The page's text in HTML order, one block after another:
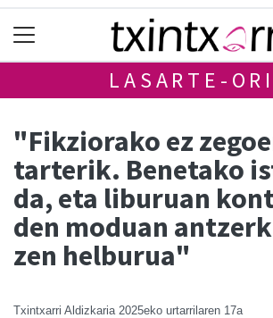
LASARTE-
"Fikziorako ez
tarterik. Benetako
da, eta liburuan
den moduan
zen helburua"
Txintxarri Aldizkaria 2025eko urtarrilaren 17a